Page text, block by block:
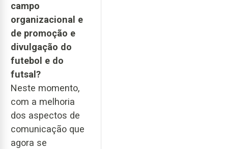
campo
organizacional e
de promoção e
divulgação do
futebol e do
futsal?
Neste momento,
com a melhoria
dos aspectos de
comunicação que
agora se